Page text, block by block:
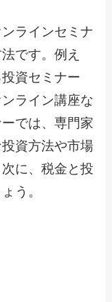
ラインセミナ
です。例え
資セミナー
ライン講座な
では、専門家
資方法や市場
に、税金と投
う。